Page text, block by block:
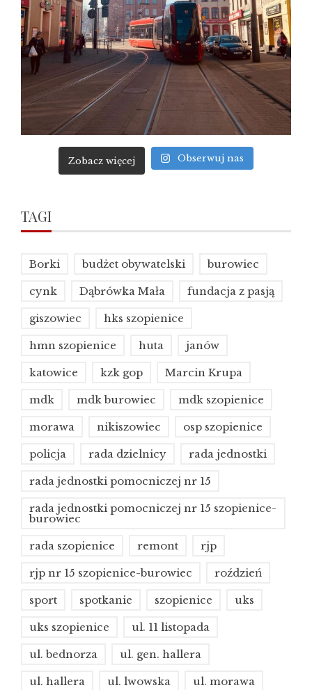
Zobacz więcej Obserwuj nas
TAGI
Borki budżet obywatelski burowiec
cynk Dąbrówka Mała fundacja z pasją
giszowiec hks szopienice
hmn szopienice huta janów
katowice kzk gop Marcin Krupa
mdk mdk burowiec mdk szopienice
morawa nikiszowiec osp szopienice
policja rada dzielnicy rada jednostki
rada jednostki pomocniczej nr 15
rada jednostki pomocniczej nr 15 szopienice-
burowiec
rada szopienice remont rjp
rjp nr 15 szopienice-burowiec roździeń
sport spotkanie szopienice uks
uks szopienice ul. 11 listopada
ul. bednorza ul. gen. hallera
ul. hallera ul. lwowska ul. morawa